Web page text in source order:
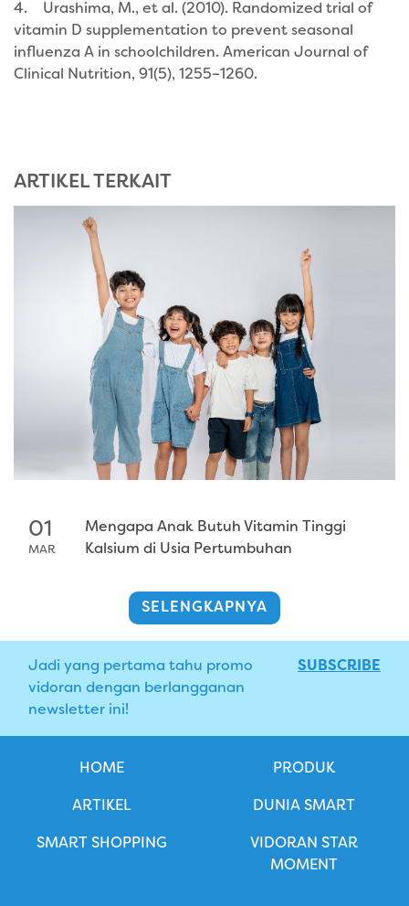
4.
Urashima, M., et al. (2010). Randomized trial of
vitamin D supplementation to prevent seasonal
influenza A in schoolchildren. American Journal of
Clinical Nutrition, 91(5), 1255–1260.
ARTIKEL TERKAIT
01
MAR
Mengapa Anak Butuh Vitamin Tinggi
Kalsium di Usia Pertumbuhan
SELENGKAPNYA
Jadi yang pertama tahu promo
vidoran dengan berlangganan
newsletter ini!
SUBSCRIBE
HOME PRODUK
ARTIKEL DUNIA SMART
SMART SHOPPING
VIDORAN STAR
MOMENT